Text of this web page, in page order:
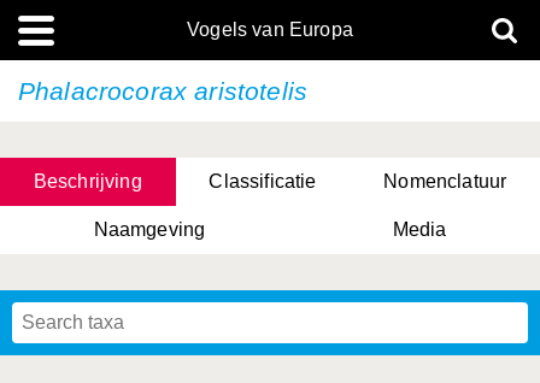
Vogels van Europa
Phalacrocorax aristotelis
Beschrijving Classificatie Nomenclatuur
Naamgeving Media